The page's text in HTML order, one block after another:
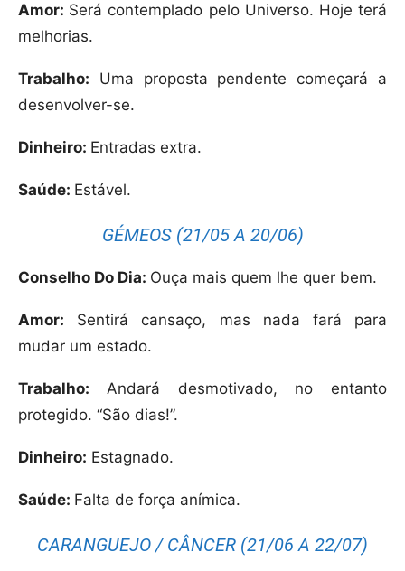
Amor: Será contemplado pelo Universo. Hoje terá
melhorias.
Trabalho: Uma proposta pendente começará a
desenvolver-se.
Dinheiro: Entradas extra.
Saúde: Estável.
GÉMEOS (21/05 A 20/06)
Conselho Do Dia: Ouça mais quem lhe quer bem.
Amor: Sentirá cansaço, mas nada fará para
mudar um estado.
Trabalho: Andará desmotivado, no entanto
protegido. “São dias!”.
Dinheiro: Estagnado.
Saúde: Falta de força anímica.
CARANGUEJO / CÂNCER (21/06 A 22/07)